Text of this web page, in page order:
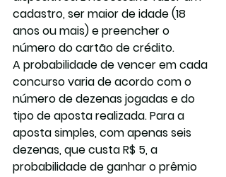
cadastro, ser maior de idade (18
anos ou mais) e preencher o
número do cartão de crédito.
A probabilidade de vencer em cada
concurso varia de acordo com o
número de dezenas jogadas e do
tipo de aposta realizada. Para a
aposta simples, com apenas seis
dezenas, que custa R$ 5, a
probabilidade de ganhar o prêmio